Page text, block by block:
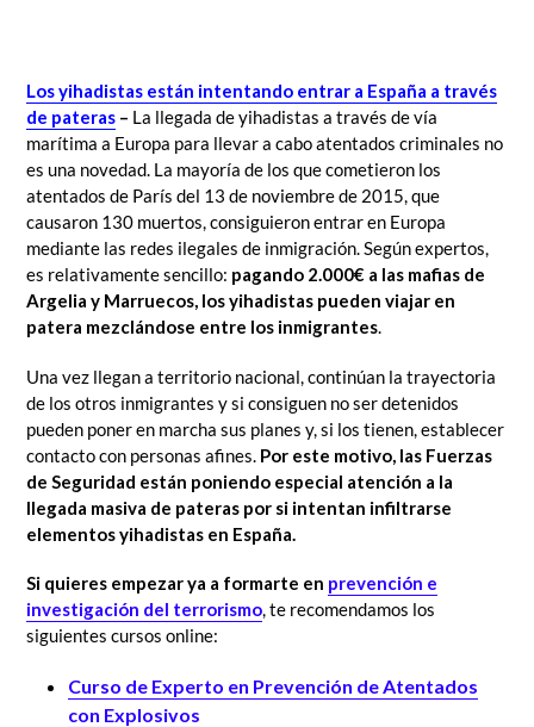
Los yihadistas están intentando entrar a España a través
de pateras – La llegada de yihadistas a través de vía
marítima a Europa para llevar a cabo atentados criminales no
es una novedad. La mayoría de los que cometieron los
atentados de París del 13 de noviembre de 2015, que
causaron 130 muertos, consiguieron entrar en Europa
mediante las redes ilegales de inmigración. Según expertos,
es relativamente sencillo: pagando 2.000€ a las mafias de
Argelia y Marruecos, los yihadistas pueden viajar en
patera mezclándose entre los inmigrantes.
Una vez llegan a territorio nacional, continúan la trayectoria
de los otros inmigrantes y si consiguen no ser detenidos
pueden poner en marcha sus planes y, si los tienen, establecer
contacto con personas afines. Por este motivo, las Fuerzas
de Seguridad están poniendo especial atención a la
llegada masiva de pateras por si intentan infiltrarse
elementos yihadistas en España.
Si quieres empezar ya a formarte en prevención e
investigación del terrorismo, te recomendamos los
siguientes cursos online:
Curso de Experto en Prevención de Atentados
con Explosivos